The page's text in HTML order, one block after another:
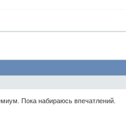
Пока набираюсь впечатлений.